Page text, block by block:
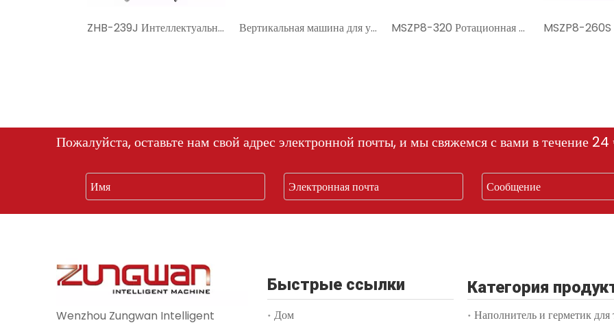
ZHB-239J Интеллектуальная машина для упаковки порошков с технологией преобразования частоты Вертикальная машина для упаковки в пакеты DCS3A+ZL340 MSZP8-320 Ротационная упаковочная машина для готовых пакетов
Пожалуйста, оставьте нам свой адрес электронной почты, и мы свяжемся с вами в течение 24
Wenzhou Zungwan Intelligent
Быстрые ссылки
Дом
Категория
Наполнитель и герметик для